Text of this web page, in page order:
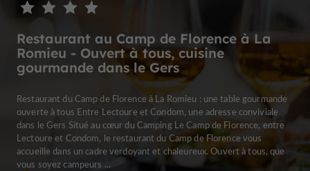
Restaurant au Camp de Florence à La
Romieu - Ouvert à tous, cuisine
gourmande dans le Gers
Restaurant du Camp de Florence à La Romieu : une table gourmande
ouverte à tous Entre Lectoure et Condom, une adresse conviviale
dans le Gers Situé au cœur du Camping Le Camp de Florence, entre
Lectoure et Condom, le restaurant du Camp de Florence vous
accueille dans un cadre verdoyant et chaleureux. Ouvert à tous, que
vous soyez campeurs ...